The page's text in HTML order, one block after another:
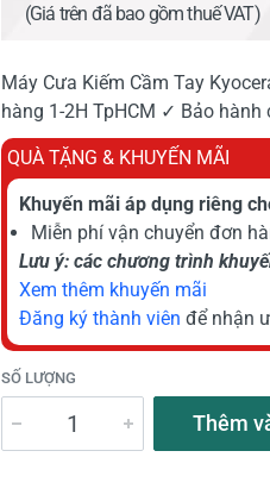
(Giá trên đã bao gồm thuế VAT)
Máy Cưa Kiếm Cầm Tay
hàng 1-2H TpHCM ✓ Bảo
QUÀ TẶNG & KHUYẾN MÃI
Khuyến mãi áp dụng riêng
Miễn phí vận chuyển đơn
Lưu ý: các chương trình
Xem thêm khuyến mãi
Đăng ký thành viên để nhận
SỐ LƯỢNG
Thêm